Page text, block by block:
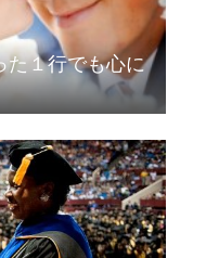
た１行でも心に